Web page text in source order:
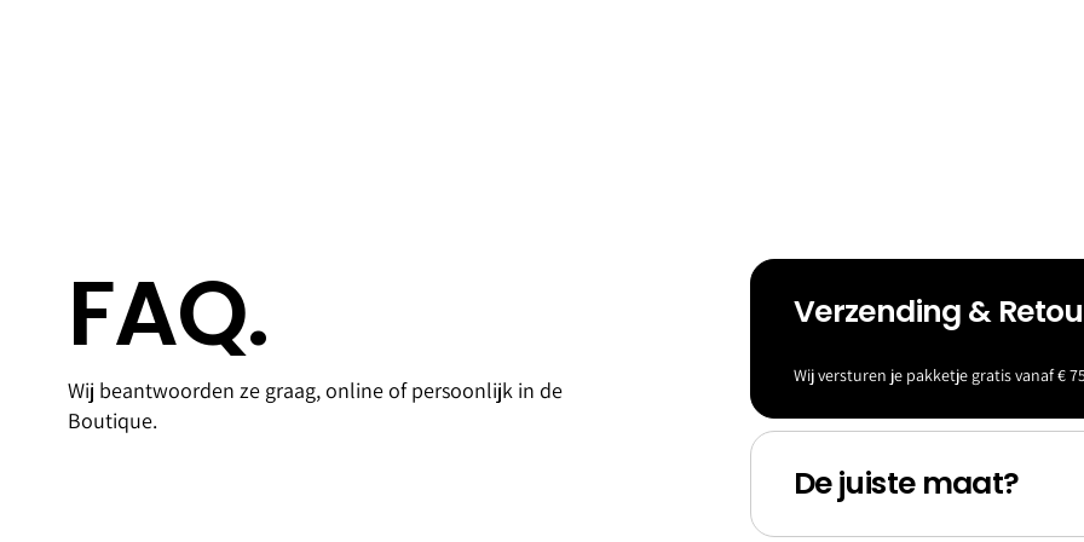
Access
oires
Goldfield &
Banks
Baller
ina's
FAQ.
Wij beantwoorden ze graag, online of persoonlijk in de
Boutique.
Verzending &
Wij versturen je pakketje gratis vanaf €
De juiste maat?